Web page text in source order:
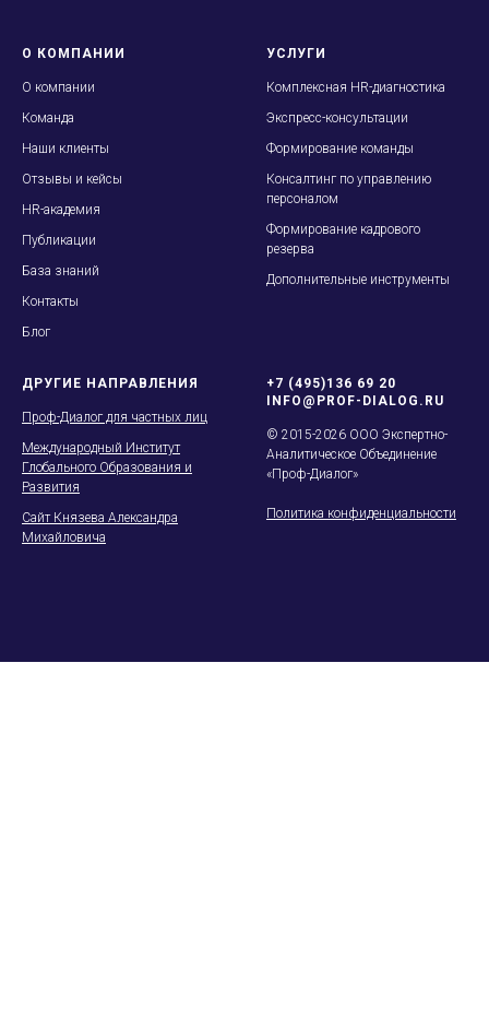
О КОМПАНИИ
О компании
Команда
Наши клиенты
Отзывы и кейсы
HR-академия
Публикации
База знаний
Контакты
Блог
УСЛУГИ
Комплексная HR-диагностика
Экспресс-консультации
Формирование команды
Консалтинг по управлению
персоналом
Формирование кадрового
резерва
Дополнительные инструменты
ДРУГИЕ НАПРАВЛЕНИЯ
Проф-Диалог для частных лиц
Международный Институт
Глобального Образования и
Развития
Сайт Князева Александра
Михайловича
+7 (495)136 69 20
INFO@PROF-DIALOG.RU
© 2015-2026 ООО Экспертно-
Аналитическое Объединение
«Проф-Диалог»
Политика конфиденциальности